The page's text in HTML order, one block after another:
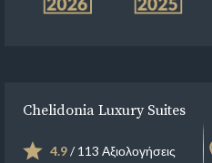
Chelidonia Luxury Suites
4.9/ 113 Αξιολογήσεις